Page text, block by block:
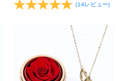
(14レビュー)